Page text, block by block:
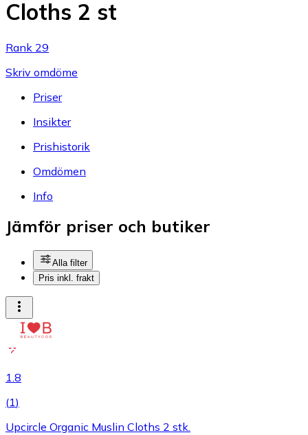
Cloths 2 st
Rank 29
Skriv omdöme
Priser
Insikter
Prishistorik
Omdömen
Info
Jämför priser och butiker
Alla filter
Pris inkl. frakt
1.8
(1)
Upcircle Organic Muslin Cloths 2 stk.